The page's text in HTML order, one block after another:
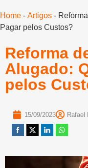
Home - Artigos -
Pagar pelos Custos?
Reforma
Alugado:
pelos
15/09/2023 Rafael